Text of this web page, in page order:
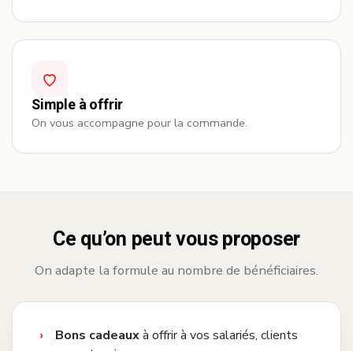
Simple à offrir
On vous accompagne pour la commande.
Ce qu’on peut vous proposer
On adapte la formule au nombre de bénéficiaires.
Bons cadeauxà offrir à vos salariés, clients